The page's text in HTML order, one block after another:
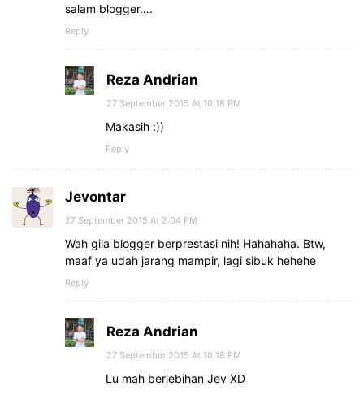
salam blogger….
Reply
Reza Andrian
27 September 2015 At 10:18 PM
Makasih :))
Reply
Jevontar
27 September 2015 At 2:04 PM
Wah gila blogger berprestasi nih! Hahahaha. Btw,
maaf ya udah jarang mampir, lagi sibuk hehehe
Reply
Reza Andrian
27 September 2015 At 10:18 PM
Lu mah berlebihan Jev XD